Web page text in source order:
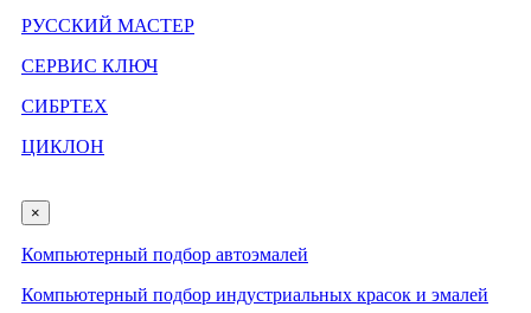
РУССКИЙ МАСТЕР
СЕРВИС КЛЮЧ
СИБРТЕХ
ЦИКЛОН
×
Компьютерный подбор автоэмалей
Компьютерный подбор индустриальных красок и эмалей